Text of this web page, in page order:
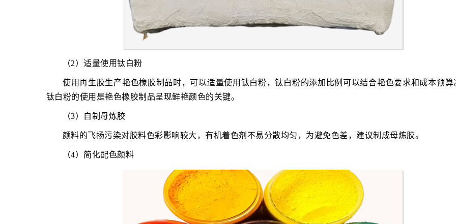
（2）适量使用钛白粉
使用再生胶生产艳色橡胶制品时，可以适量使用钛白粉，钛白粉的添加比例可以结合艳色要求和成本预算
钛白粉的使用是艳色橡胶制品呈现鲜艳颜色的关键。
（3）自制母炼胶
颜料的飞扬污染对胶料色彩影响较大，有机着色剂不易分散均匀，为避免色差，建议制成母炼胶。
（4）简化配色颜料